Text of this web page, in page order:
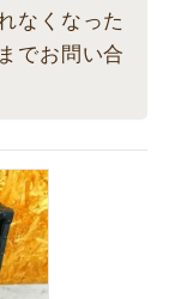
なくなった
でお問い合